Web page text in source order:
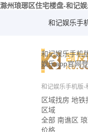
滁州琅琊区住宅楼盘-和记
和记娱乐手
和记娱乐手机
娱乐app官网
和记娱乐手机版-
区域找房 地铁
区域
全部 南谯区
价格